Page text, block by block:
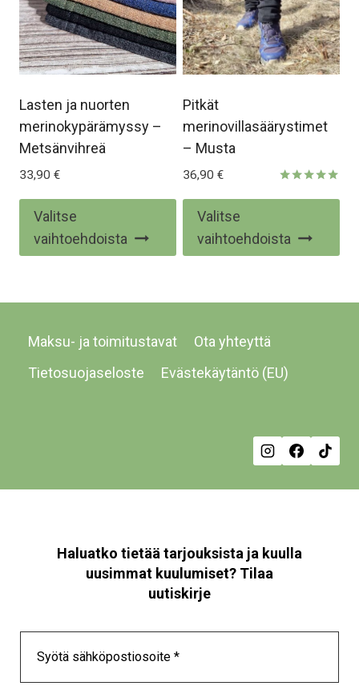
sivulla.
Lasten ja nuorten
merinokypärämyssy –
Metsänvihreä
33,90 €
Valitse
vaihtoehdoista
Tällä
tuotteella
on
muunnelma.
tehdä
valinnat
Pitkät
merinovillasäärystimet
– Musta
36,90 €
Valitse
vaihtoehdoista
on
Maksu- ja toimitustavat
Ota yhteyttä
Tietosuojaseloste
Evästekäytäntö (EU)
Haluatko tietää tarjouksista ja kuulla
uusimmat kuulumiset? Tilaa
uutiskirje